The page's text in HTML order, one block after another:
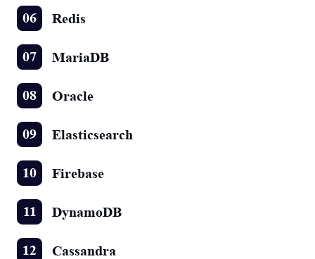
Redis
MariaDB
Oracle
Elasticsearch
Firebase
DynamoDB
Cassandra